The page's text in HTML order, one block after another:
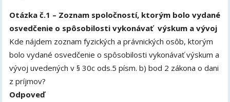
Otázka č.1 – Zoznam spoločností, ktorým bolo vydané
osvedčenie o spôsobilosti vykonávať výskum a vývoj
Kde nájdem zoznam fyzických a právnických osôb, ktorým
bolo vydané osvedčenie o spôsobilosti vykonávať výskum a
vývoj uvedených v § 30c ods.5 písm. b) bod 2 zákona o dani
z príjmov?
Odpoveď